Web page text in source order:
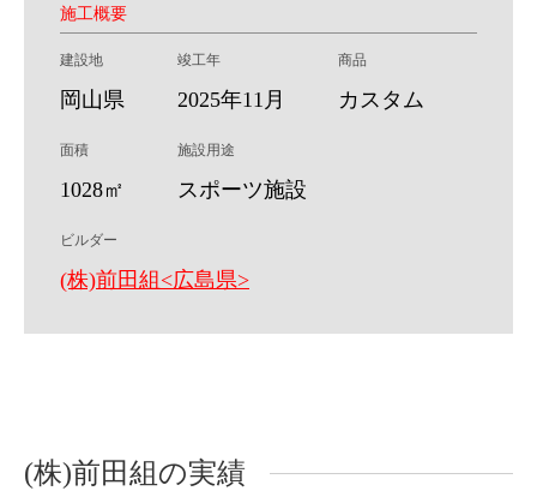
施工概要
建設地
岡山県
竣工年
2025年11月
商品
カスタム
面積
1028㎡
施設用途
スポーツ施設
ビルダー
(株)前田組<広島県>
(株)前田組の実績